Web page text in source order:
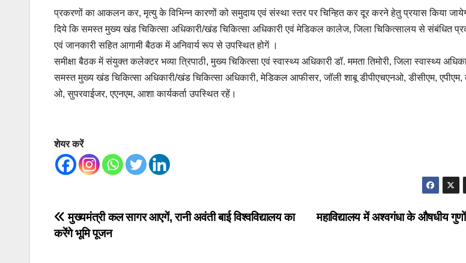
प्रकरणों का आकलन कर, मृत्यु के विभिन्न कारणों को समुदाय एवं संस्था स्तर पर चिन्हित कर दूर करने हेतु प्रयास किया
दिये कि समस्त मुख्य खंड चिकित्सा अधिकारी/खंड चिकित्सा अधिकारी एवं मेडिकल कालेज, जिला चिकित्सालय से संबंधित
एवं जानकारी सहित आगामी बैठक में अनिवार्य रूप से उपस्थित होगें ।
समीक्षा बैठक में संयुक्त कलेक्टर भव्या त्रिपाठी, मुख्य चिकित्सा एवं स्वास्थ्य अधिकारी डॉ. ममता तिमोरी, जिला स्वास्थ्य
समस्त मुख्य खंड चिकित्सा अधिकारी/खंड चिकित्सा अधिकारी, मेडिकल आफीसर, जॉली शाबू डीपीएचएनओ, डीसीएम, एपीएम,
ओ, सुपरवाईजर, एएनएम, आशा कार्यकर्ता उपस्थित रहें।
शेयर करें
Post
navigation
महाविद्यालय में अश्वगंधा के औषधीय
मुख्यमंत्री कल सागर आएगें, रानी अवंती बाई विश्वविद्यालय का
करेंगे भूमि पूजन